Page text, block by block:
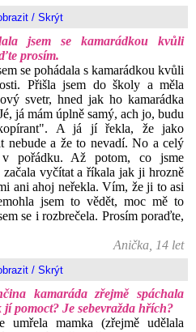
jsem se kamarádkou kvůli
prosím.
se pohádala s kamarádkou kvůli
Přišla jsem do školy a měla
svetr, hned jak ho kamarádka
já mám úplně samý, ach jo, budu
A já jí řekla, že jako
nebude a že to nevadí. No a celý
pořádku. Až potom, co jsme
vyčítat a říkala jak ji hrozně
ani ahoj neřekla. Vím, že ji to asi
jsem to vědět, moc mě to
se i rozbrečela. Prosím poraďte,
Anička, 14 let
kamaráda zřejmě spáchala
jí pomoct? Je sebevražda hřích?
umřela mamka (zřejmě udělala